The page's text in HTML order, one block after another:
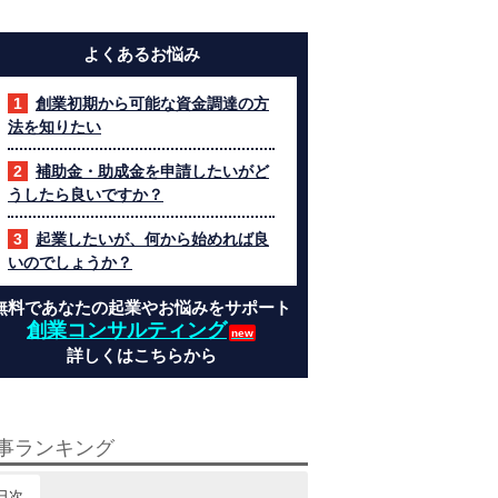
よくあるお悩み
創業初期から可能な資金調達の方
法を知りたい
補助金・助成金を申請したいがど
うしたら良いですか？
起業したいが、何から始めれば良
いのでしょうか？
料であなたの起業やお悩みをサポート
創業コンサルティング
詳しくはこちらから
ランキング